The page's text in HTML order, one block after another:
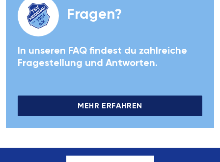
Fragen?
In unseren FAQ findest du zahlreiche
Fragestellung und Antworten.
MEHR ERFAHREN